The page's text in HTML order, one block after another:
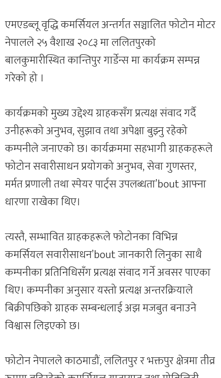
एमएडब्लू वृद्धि कमर्सियल अन्तर्गत सञ्चालित फोटोन मोटर
नेपालले २५ वैशाख २०८३ मा ललितपुरको
बालकुमारीस्थित कान्तिपुर गार्डेन्स मा कार्यक्रम सम्पन्न
गरेको हो ।
कार्यक्रमको मुख्य उद्देश्य ग्राहकसँग प्रत्यक्ष संवाद गर्दै
उनीहरूको अनुभव, सुझाव तथा अपेक्षा बुझ्नु रहेको
कम्पनीले जनाएको छ। कार्यक्रममा सहभागी ग्राहकहरूले
फोटोन सवारीसाधन प्रयोगको अनुभव, सेवा गुणस्तर,
मर्मत प्रणाली तथा स्पेयर पार्ट्स उपलब्धता’bout आफ्ना
धारणा राखेका थिए।
त्यस्तै, सम्भावित ग्राहकहरूले फोटोनका विभिन्न
कमर्सियल सवारीसाधन’bout जानकारी लिनुका साथै
कम्पनीका प्रतिनिधिसँग प्रत्यक्ष संवाद गर्ने अवसर पाएका
थिए। कम्पनीका अनुसार यस्तो प्रत्यक्ष अन्तरक्रियाले
बिक्रीपछिको ग्राहक सम्बन्धलाई अझ मजबुत बनाउने
विश्वास लिइएको छ।
फोटोन नेपालले काठमाडौं, ललितपुर र भक्तपुर क्षेत्रमा तीव्र